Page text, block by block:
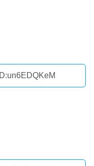
ID:un6EDQKeM